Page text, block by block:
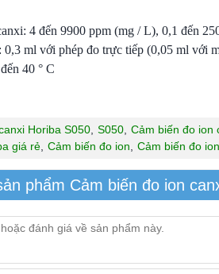
4 đến 9900 ppm (mg / L), 0,1 đến
0,3 ml với phép đo trực tiếp (0,05 ml với
40 ° C
Horiba S050 S050 Cảm biến đo ion
giá rẻ Cảm biến đo ion Cảm biến đo
phẩm Cảm biến đo ion